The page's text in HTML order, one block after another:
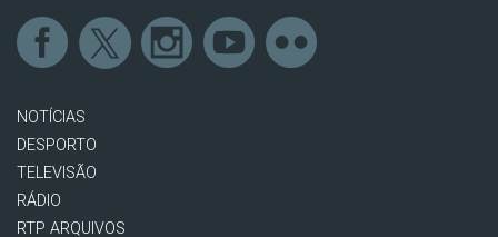
NOTÍCIAS
DESPORTO
TELEVISÃO
RÁDIO
RTP ARQUIVOS